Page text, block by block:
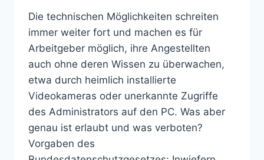
Die technischen Möglichkeiten schreiten
immer weiter fort und machen es für
Arbeitgeber möglich, ihre Angestellten
auch ohne deren Wissen zu überwachen,
etwa durch heimlich installierte
Videokameras oder unerkannte Zugriffe
des Administrators auf den PC. Was aber
genau ist erlaubt und was verboten?
Vorgaben des